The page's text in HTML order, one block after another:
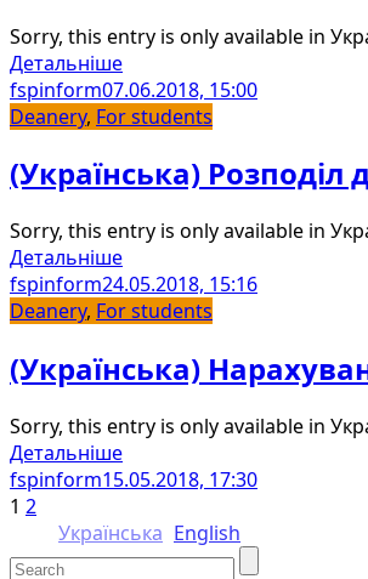
Sorry, this entry is only available in
Детальніше
fspinform07.06.2018, 15:00
Deanery, For students
(Українська) Розподіл
Sorry, this entry is only available in
Детальніше
fspinform24.05.2018, 15:16
Deanery, For students
(Українська)
Sorry, this entry is only available in
Детальніше
fspinform15.05.2018, 17:30
1 2
Українська English